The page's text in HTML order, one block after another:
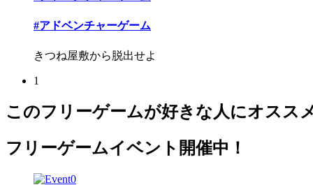
#アドベンチャーゲーム
きつね屋敷から脱出せよ
1
このフリーゲームが好きな人にオスス
フリーゲームイベント開催中！